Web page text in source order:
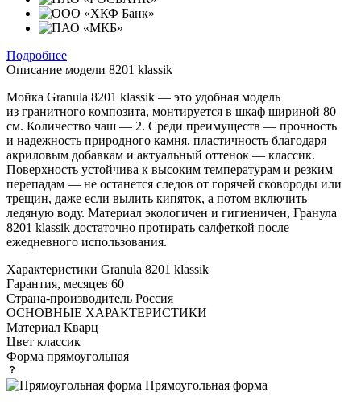
Подробнее
Описание модели 8201 klassik
Мойка Granula 8201 klassik — это удобная модель
из гранитного композита, монтируется в шкаф шириной 80
см. Количество чаш — 2. Среди преимуществ — прочность
и надежность природного камня, пластичность благодаря
акриловым добавкам и актуальный оттенок — классик.
Поверхность устойчива к высоким температурам и резким
перепадам — не останется следов от горячей сковороды или
трещин, даже если вылить кипяток, а потом включить
ледяную воду. Материал экологичен и гигиеничен, Гранула
8201 klassik достаточно протирать салфеткой после
ежедневного использования.
Характеристики Granula 8201 klassik
Гарантия, месяцев 60
Страна-производитель Россия
ОСНОВНЫЕ ХАРАКТЕРИСТИКИ
Материал Кварц
Цвет классик
Форма прямоугольная
Прямоугольная форма